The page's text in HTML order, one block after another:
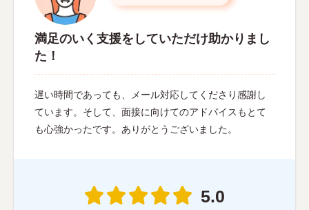
満足のいく支援をしていただけ助かりまし
た！
遅い時間であっても、メール対応してくださり感謝し
ています。そして、面接に向けてのアドバイスもとて
も心強かったです。ありがとうございました。
5.0